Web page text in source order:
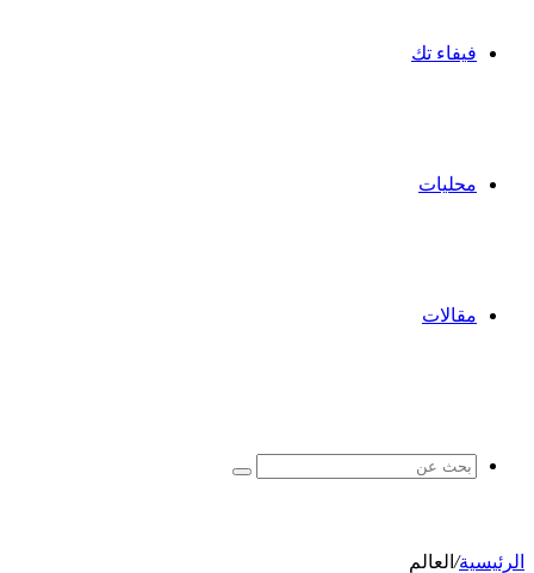
فيفاء تك
محليات
مقالات
بحث
الرئيسية/ العالم